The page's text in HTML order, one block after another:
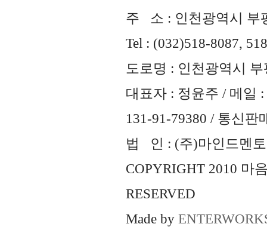
주 소 : 인천광역시 부
Tel : (032)518-8087,
도로명 : 인천광역시
대표자 : 정윤주 / 메일 :
131-91-79380 / 통신판
법 인 : (주)마인드멘토
COPYRIGHT 2010 마
RESERVED
Made by